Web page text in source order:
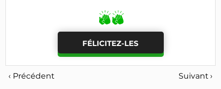
FÉLICITEZ-LES
‹ Précédent Suivant ›